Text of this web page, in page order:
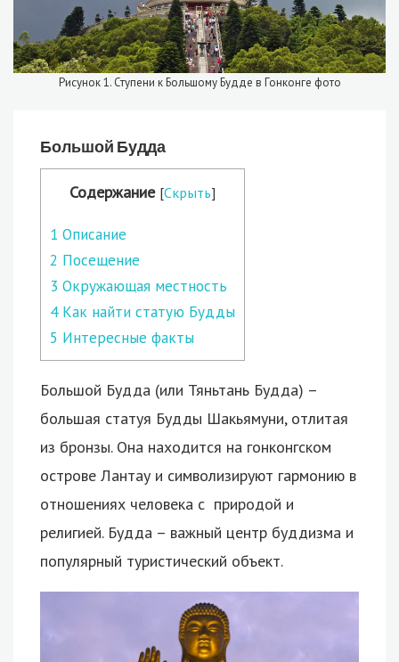
Рисунок 1. Ступени к Большому Будде в Гонконге фото
Большой Будда
Содержание [Скрыть]
1 Описание
2 Посещение
3 Окружающая местность
4Как найти статую Будды
5 Интересные факты
Большой Будда (или Тяньтань Будда) –
большая статуя Будды Шакьямуни, отлитая
из бронзы. Она находится на гонконгском
острове Лантау и символизируют гармонию в
отношениях человека с природой и
религией. Будда – важный центр буддизма и
популярный туристический объект.